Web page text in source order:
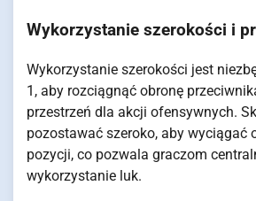
Wykorzystanie szerokości i
Wykorzystanie szerokości jest
1, aby rozciągnąć obronę
przestrzeń dla akcji ofensywnych.
pozostawać szeroko, aby wyciągać
pozycji, co pozwala graczom
wykorzystanie luk.